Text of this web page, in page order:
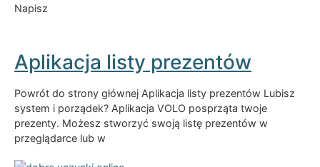
Napisz
Aplikacja listy prezentów
Powrót do strony głównej Aplikacja listy prezentów Lubisz
system i porządek? Aplikacja VOLO posprząta twoje
prezenty. Możesz stworzyć swoją listę prezentów w
przeglądarce lub w